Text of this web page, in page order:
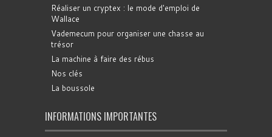
Réaliser un cryptex : le mode d'emploi de
Wallace
Vademecum pour organiser une chasse au
trésor
La machine à faire des rébus
Nos clés
La boussole
INFORMATIONS IMPORTANTES